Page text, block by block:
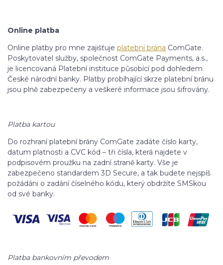
Online platba
Online platby pro mne zajišťuje platební brána ComGate.
Poskytovatel služby, společnost ComGate Payments, a.s.,
je licencovaná Platební instituce působící pod dohledem
České národní banky. Platby probíhající skrze platební bránu
jsou plně zabezpečeny a veškeré informace jsou šifrovány.
Platba kartou
Do rozhraní platební brány ComGate zadáte číslo karty,
datum platnosti a CVC kód – tři čísla, která najdete v
podpisovém proužku na zadní straně karty. Vše je
zabezpečeno standardem 3D Secure, a tak budete nejspíš
požádáni o zadání číselného kódu, který obdržíte SMSkou
od své banky.
Platba bankovním převodem